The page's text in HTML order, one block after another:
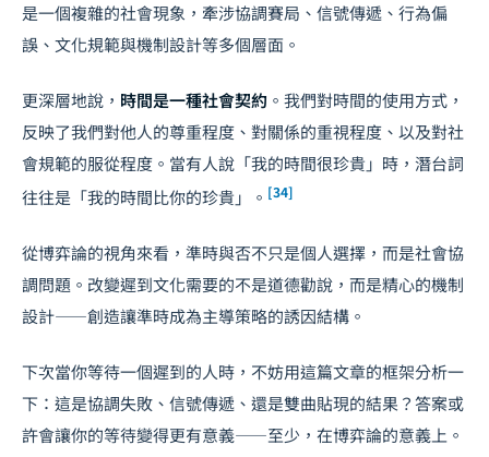
是一個複雜的社會現象，牽涉協調賽局、信號傳遞、行為偏
誤、文化規範與機制設計等多個層面。
更深層地說， 時間是一種社會契約 。我們對時間的使用方式，
反映了我們對他人的尊重程度、對關係的重視程度、以及對社
會規範的服從程度。當有人說「我的時間很珍貴」時，潛台詞
往往是「我的時間比你的珍貴」。 [34]
從博弈論的視角來看，準時與否不只是個人選擇，而是社會協
調問題。改變遲到文化需要的不是道德勸說，而是精心的機制
設計——創造讓準時成為主導策略的誘因結構。
下次當你等待一個遲到的人時，不妨用這篇文章的框架分析一
下：這是協調失敗、信號傳遞、還是雙曲貼現的結果？答案或
許會讓你的等待變得更有意義——至少，在博弈論的意義上。